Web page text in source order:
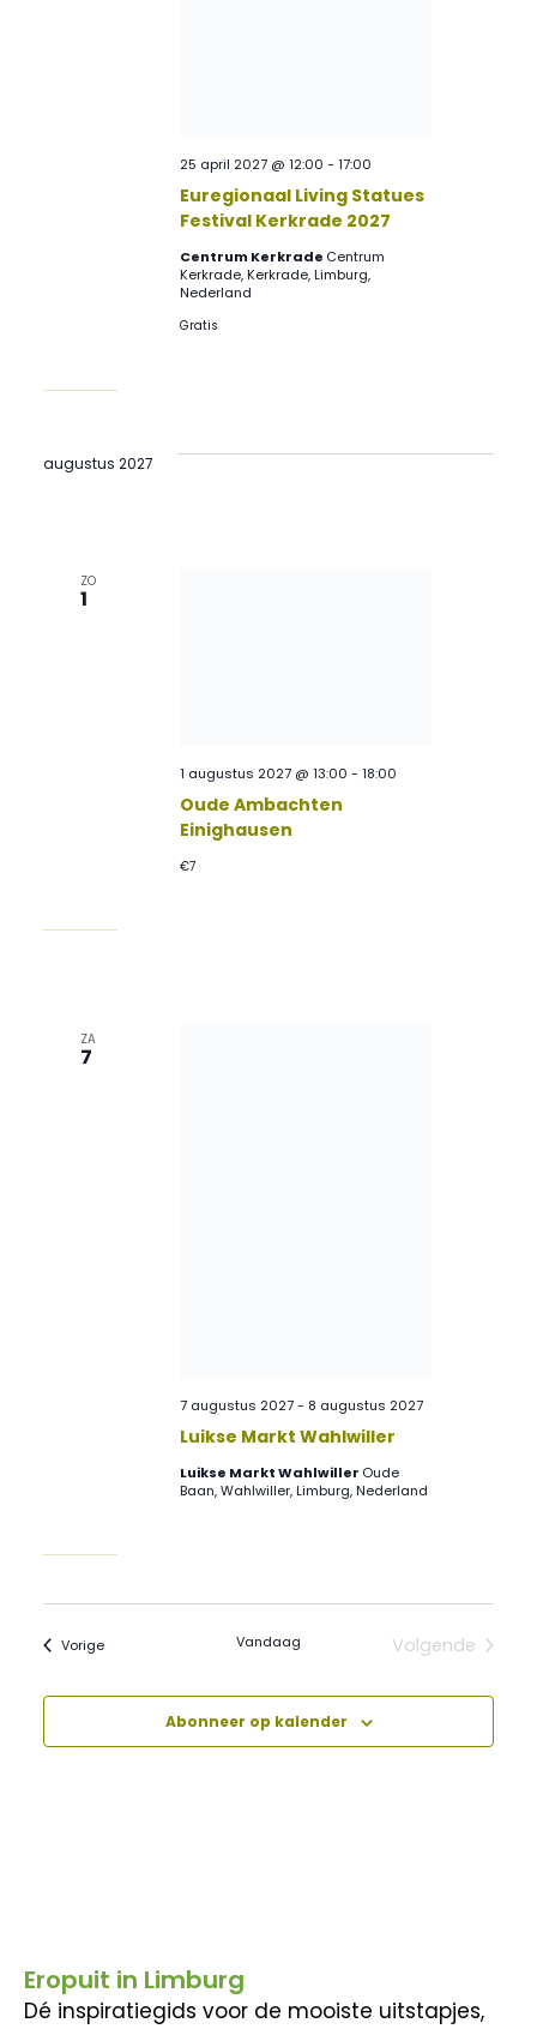
Euregionaal Living Statues
Festival Kerkrade 2027
25 april 2027 @ 12:00 -17:00
Centrum Kerkrade Centrum
Kerkrade, Kerkrade, Limburg,
Nederland
Gratis
augustus 2027
ZO
1
Oude Ambachten
Einighausen
1 augustus 2027 @ 13:00 -18:00
€7
ZA
7
Luikse Markt Wahlwiller
7 augustus 2027- 8 augustus 2027
Luikse Markt Wahlwiller Oude
Baan, Wahlwiller, Limburg, Nederland
VorigeEvenementen Vandaag
Volgende
Abonneer op kalender
Eropuit in Limburg
Dé inspiratiegids voor de mooiste uitstapjes,